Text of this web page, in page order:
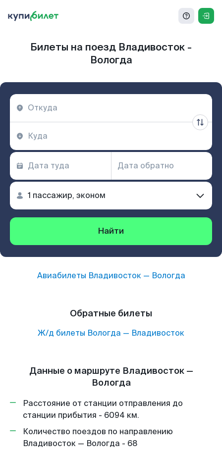
Билеты на поезд Владивосток -
Вологда
Найти
Авиабилеты Владивосток— Вологда
Обратные билеты
Ж/д билеты Вологда — Владивосток
Данные о маршруте Владивосток —
Вологда
Расстояние от станции отправления до
станции прибытия - 6094 км.
Количество поездов по направлению
Владивосток — Вологда - 68